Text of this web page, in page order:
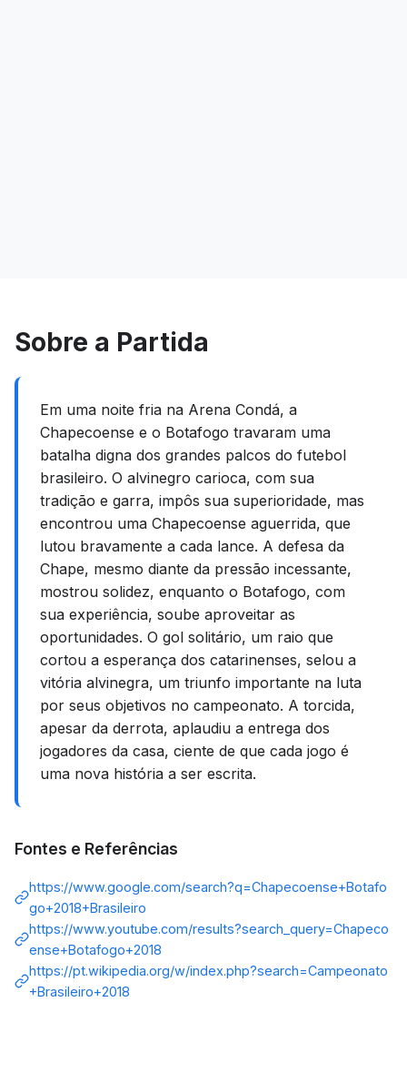
Sobre a Partida
Em uma noite fria na Arena Condá, a
Chapecoense e o Botafogo travaram uma
batalha digna dos grandes palcos do futebol
brasileiro. O alvinegro carioca, com sua
tradição e garra, impôs sua superioridade, mas
encontrou uma Chapecoense aguerrida, que
lutou bravamente a cada lance. A defesa da
Chape, mesmo diante da pressão incessante,
mostrou solidez, enquanto o Botafogo, com
sua experiência, soube aproveitar as
oportunidades. O gol solitário, um raio que
cortou a esperança dos catarinenses, selou a
vitória alvinegra, um triunfo importante na luta
por seus objetivos no campeonato. A torcida,
apesar da derrota, aplaudiu a entrega dos
jogadores da casa, ciente de que cada jogo é
uma nova história a ser escrita.
Fontes e Referências
https://www.google.com/search?q=Chapecoense+Botafo
go+2018+Brasileiro
https://www.youtube.com/results?search_query=Chapeco
ense+Botafogo+2018
https://pt.wikipedia.org/w/index.php?search=Campeonato
+Brasileiro+2018